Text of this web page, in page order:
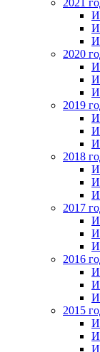
2021
2020
2019
2018
2017
2016
2015